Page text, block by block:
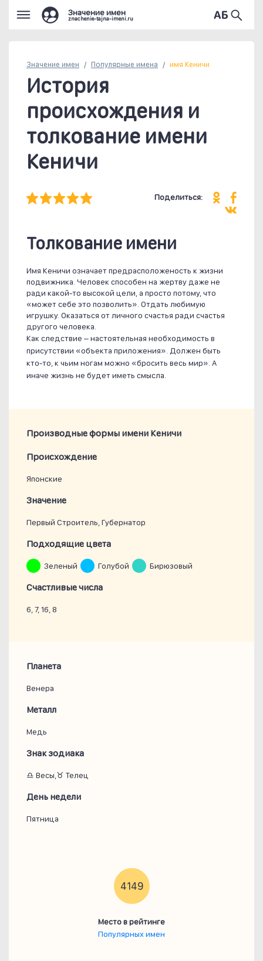
Значение имен
znachenie-tajna-imeni.ru
Значение имен Популярные имена имя Кеничи
История
происхождения и
толкование имени
Кеничи
Поделиться:
Толкование имени
Имя Кеничи означает предрасположеность к жизни
подвижника. Человек способен на жертву даже не
ради какой-то высокой цели, а просто потому, что
«может себе это позволить». Отдать любимую
игрушку. Оказаться от личного счастья ради счастья
другого человека.
Как следствие – настоятельная необходимость в
присутствии «объекта приложения». Должен быть
кто-то, к чьим ногам можно «бросить весь мир». А
иначе жизнь не будет иметь смысла.
Производные формы имени Кеничи
Проиcхождение
Японские
Значение
Первый Строитель, Губернатор
Подходящие цвета
Зеленый Голубой Бирюзовый
Счастливые числа
6, 7, 16, 8
Планета
Венера
Металл
Медь
Знак зодиака
♎ Весы,♉ Телец
День недели
Пятница
4149
Место в рейтинге
Популярных имен